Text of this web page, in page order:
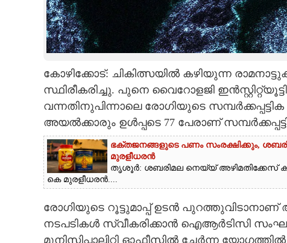
LITERATURE
CONTACT US
കോഴിക്കോട്: ചികിത്സയിൽ കഴിയുന്ന
സ്ഥിരീകരിച്ചു. പുനെ വൈറോളജി
വന്നതിനുപിന്നാലെ രോഗിയുടെ
അയൽക്കാരും ഉൾപ്പടെ 77 പേരാണ്
ഭക്തജനങ്ങളുടെ പണം സംരക്ഷിക്കും,
മുരളീധരൻ
തൃശൂർ: ശബരിമല നെയ്യ് അഴിമതിക്കേസ്
കെ മുരളീധരൻ....
രോഗിയുടെ റൂട്ടുമാപ്പ് ഉടൻ പുറത്തുവിടാനാണ്
നടപടികൾ സ്വീകരിക്കാൻ ഐആർടിസി
മുനിസിപ്പാലിറ്റി ഓഫീസിൽ ചേർന്ന